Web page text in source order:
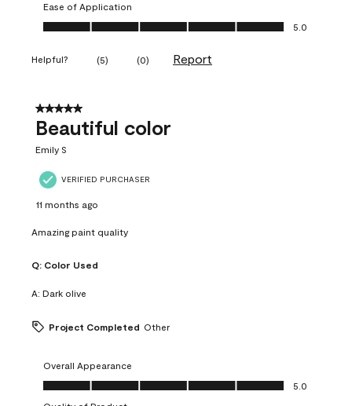
Ease of Application
Ease of Application, 5.0 out of 5
5.0
Helpful? (5) (0) Report
5 out of 5 stars.
Beautiful color
Emily S
VERIFIED PURCHASER
11 months ago
Amazing paint quality
Q: Color Used
A: Dark olive
Project Completed Other
Overall Appearance
Overall Appearance, 5.0 out of 5
5.0